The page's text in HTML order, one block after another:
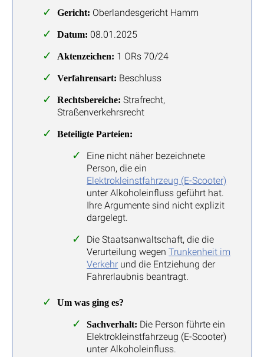
Gericht: Oberlandesgericht Hamm
Datum: 08.01.2025
Aktenzeichen: 1 ORs 70/24
Verfahrensart: Beschluss
Rechtsbereiche: Strafrecht,
Straßenverkehrsrecht
Beteiligte Parteien:
Eine nicht näher bezeichnete
Person, die ein
Elektrokleinstfahrzeug (E-Scooter)
unter Alkoholeinfluss geführt hat.
Ihre Argumente sind nicht explizit
dargelegt.
Die Staatsanwaltschaft, die die
Verurteilung wegenTrunkenheit im
Verkehr und die Entziehung der
Fahrerlaubnis beantragt.
Um was ging es?
Sachverhalt: Die Person führte ein
Elektrokleinstfahrzeug (E-Scooter)
unter Alkoholeinfluss.